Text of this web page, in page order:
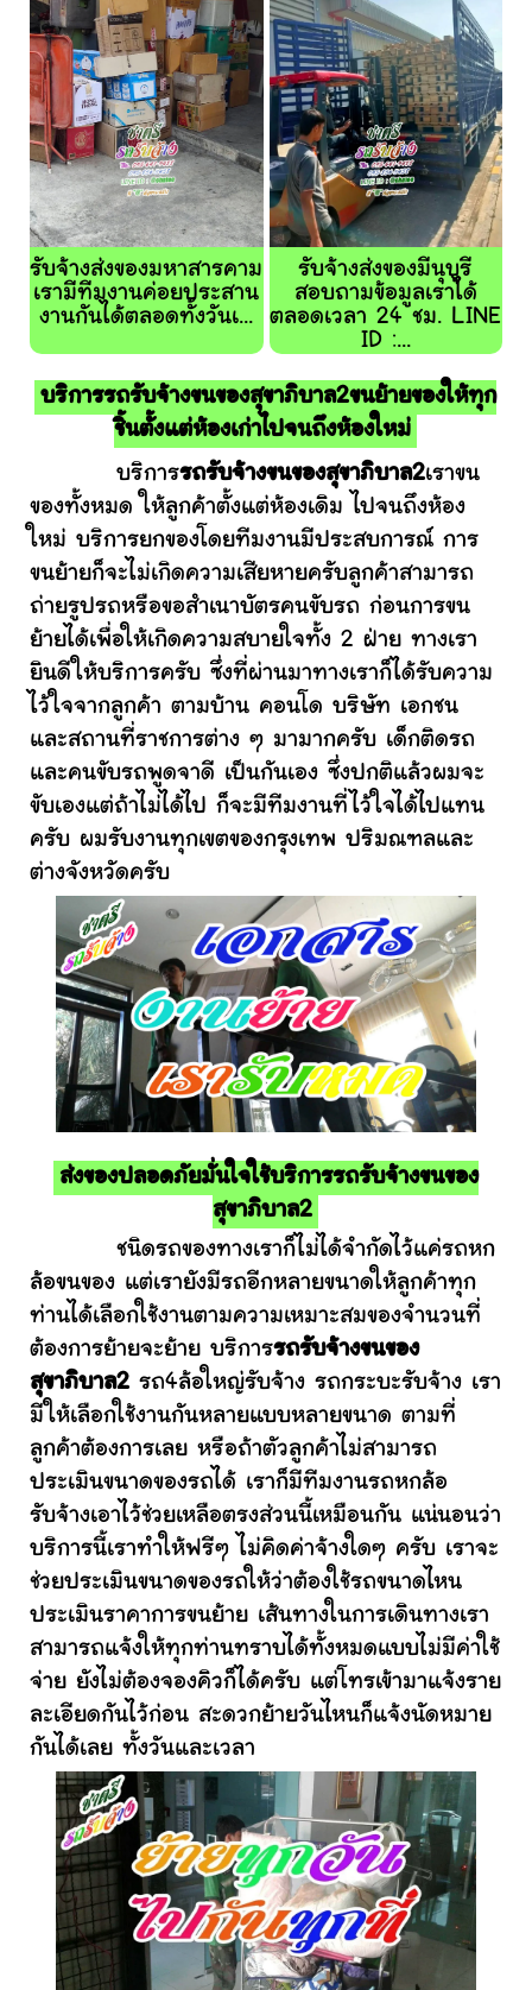
รับจ้างส่งของมหาสารคาม
เรามีทีมงานค่อยประสาน
งานกันได้ตลอดทั้งวันเ...
รับจ้างส่งของมีนุบุรี
สอบถามข้อมูลเราได้
ตลอดเวลา 24 ชม. LINE
ID :...
บริการรถรับจ้างขนของสุขาภิบาล2ขนย้ายของให้ทุก
ชิ้นตั้งแต่ห้องเก่าไปจนถึงห้องใหม่
บริการรถรับจ้างขนของสุขาภิบาล2เราขน
ของทั้งหมด ให้ลูกค้าตั้งแต่ห้องเดิม ไปจนถึงห้อง
ใหม่ บริการยกของโดยทีมงานมีประสบการณ์ การ
ขนย้ายก็จะไม่เกิดความเสียหายครับลูกค้าสามารถ
ถ่ายรูปรถหรือขอสำเนาบัตรคนขับรถ ก่อนการขน
ย้ายได้เพื่อให้เกิดความสบายใจทั้ง 2 ฝ่าย ทางเรา
ยินดีให้บริการครับ ซึ่งที่ผ่านมาทางเราก็ได้รับความ
ไว้ใจจากลูกค้า ตามบ้าน คอนโด บริษัท เอกชน
และสถานที่ราชการต่าง ๆ มามากครับ เด็กติดรถ
และคนขับรถพูดจาดี เป็นกันเอง ซึ่งปกติแล้วผมจะ
ขับเองแต่ถ้าไม่ได้ไป ก็จะมีทีมงานที่ไว้ใจได้ไปแทน
ครับ ผมรับงานทุกเขตของกรุงเทพ ปริมณฑลและ
ต่างจังหวัดครับ
ส่งของปลอดภัยมั่นใจใช้บริการรถรับจ้างขนของ
สุขาภิบาล2
ชนิดรถของทางเราก็ไม่ได้จำกัดไว้แค่รถหก
ล้อขนของ แต่เรายังมีรถอีกหลายขนาดให้ลูกค้าทุก
ท่านได้เลือกใช้งานตามความเหมาะสมของจำนวนที่
ต้องการย้ายจะย้าย บริการรถรับจ้างขนของ
สุขาภิบาล2 รถ4ล้อใหญ่รับจ้าง รถกระบะรับจ้าง เรา
มีให้เลือกใช้งานกันหลายแบบหลายขนาด ตามที่
ลูกค้าต้องการเลย หรือถ้าตัวลูกค้าไม่สามารถ
ประเมินขนาดของรถได้ เราก็มีทีมงานรถหกล้อ
รับจ้างเอาไว้ช่วยเหลือตรงส่วนนี้เหมือนกัน แน่นอนว่า
บริการนี้เราทำให้ฟรีๆ ไม่คิดค่าจ้างใดๆ ครับ เราจะ
ช่วยประเมินขนาดของรถให้ว่าต้องใช้รถขนาดไหน
ประเมินราคาการขนย้าย เส้นทางในการเดินทางเรา
สามารถแจ้งให้ทุกท่านทราบได้ทั้งหมดแบบไม่มีค่าใช้
จ่าย ยังไม่ต้องจองคิวก็ได้ครับ แต่โทรเข้ามาแจ้งราย
ละเอียดกันไว้ก่อน สะดวกย้ายวันไหนก็แจ้งนัดหมาย
กันได้เลย ทั้งวันและเวลา